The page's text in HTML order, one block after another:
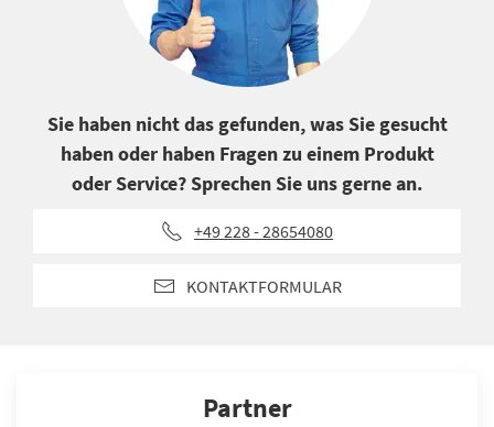
Sie haben nicht das gefunden, was Sie gesucht
haben oder haben Fragen zu einem Produkt
oder Service? Sprechen Sie uns gerne an.
+49 228 - 28654080
KONTAKTFORMULAR
Partner